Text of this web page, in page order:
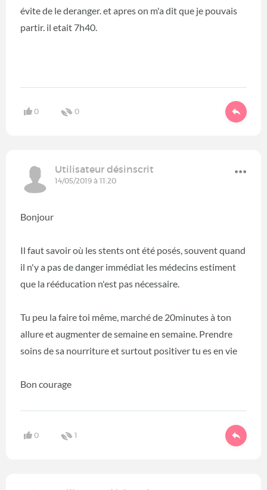
évite de le deranger. et apres on m'a dit que je pouvais
partir. il etait 7h40.
0 0
Utilisateur désinscrit
14/05/2019 à 11:20
Bonjour
Il faut savoir où les stents ont été posés, souvent quand
il n'y a pas de danger immédiat les médecins estiment
que la rééducation n'est pas nécessaire.
Tu peu la faire toi même, marché de 20minutes à ton
allure et augmenter de semaine en semaine. Prendre
soins de sa nourriture et surtout positiver tu es en vie
Bon courage
0 1